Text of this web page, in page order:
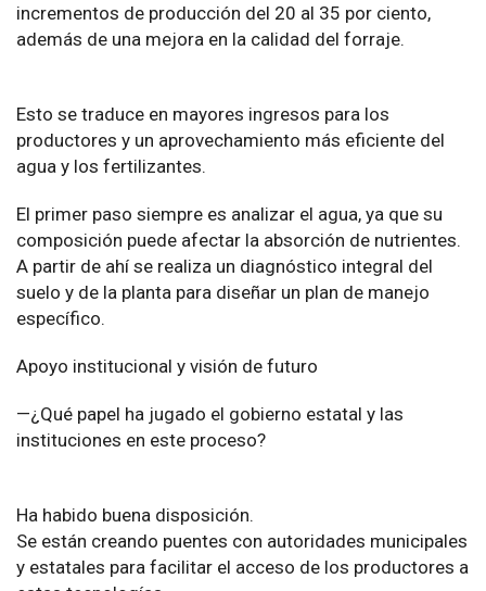
incrementos de producción del 20 al 35 por ciento,
además de una mejora en la calidad del forraje.
Esto se traduce en mayores ingresos para los
productores y un aprovechamiento más eficiente del
agua y los fertilizantes.
El primer paso siempre es analizar el agua, ya que su
composición puede afectar la absorción de nutrientes.
A partir de ahí se realiza un diagnóstico integral del
suelo y de la planta para diseñar un plan de manejo
específico.
Apoyo institucional y visión de futuro
—¿Qué papel ha jugado el gobierno estatal y las
instituciones en este proceso?
Ha habido buena disposición.
Se están creando puentes con autoridades municipales
y estatales para facilitar el acceso de los productores a